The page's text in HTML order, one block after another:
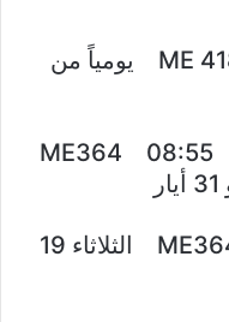
ME 418 15:10 ME419 20:35 يومياً من
ME364 11:00 ME365 14:30 الثلاثاء 19